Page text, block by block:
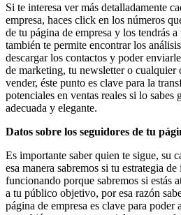
Si te interesa ver más detalladamente
empresa, haces click en los números
de tu página de empresa y los
también te permite encontrar los
descargar los contactos y poder
de marketing, tu newsletter o cualquier
vender, éste punto es clave para la
potenciales en ventas reales si lo sabes
adecuada y elegante.
Datos sobre los seguidores de tu
Es importante saber quien te sigue, su
esa manera sabremos si tu estrategia
funcionando porque sabremos si estás
a tu público objetivo, por esa razón
página de empresa es clave para